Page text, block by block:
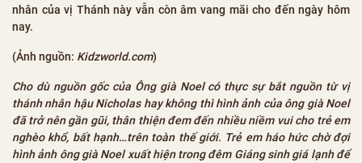
nhân của vị Thánh này vẫn còn âm vang mãi cho đến ngày hôm
nay.
(Ảnh nguồn: Kidzworld.com)
Cho dù nguồn gốc của Ông già Noel có thực sự bắt nguồn từ vị
thánh nhân hậu Nicholas hay không thì hình ảnh của ông già Noel
đã trở nên gần gũi, thân thiện đem đến nhiều niềm vui cho trẻ em
nghèo khổ, bất hạnh…trên toàn thế giới. Trẻ em háo hức chờ đợi
hình ảnh ông già Noel xuất hiện trong đêm Giáng sinh giá lạnh để